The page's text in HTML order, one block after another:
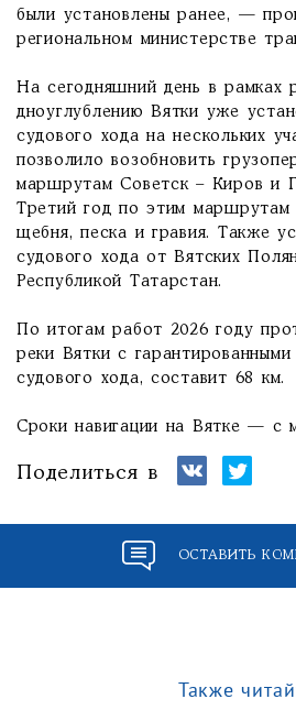
были установлены ранее, —
региональном министерстве
На сегодняшний день в рамках
дноуглублению Вятки уже
судового хода на нескольких
позволило возобновить
маршрутам Советск – Киров и
Третий год по этим маршрутам
щебня, песка и гравия. Также
судового хода от Вятских
Республикой Татарстан.
По итогам работ 2026 году
реки Вятки с гарантированными
судового хода, составит 68 км.
Сроки навигации на Вятке — с
Поделиться в
ОСТАВИТЬ
Также